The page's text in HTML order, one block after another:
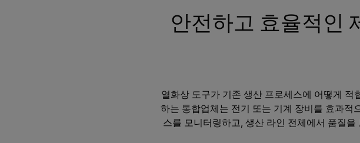
안전하고 효율적인
열화상 도구가 기존 생산 프로세스에 어떻게
하는 통합업체는 전기 또는 기계 장비를 효과적
스를 모니터링하고, 생산 라인 전체에서 품질